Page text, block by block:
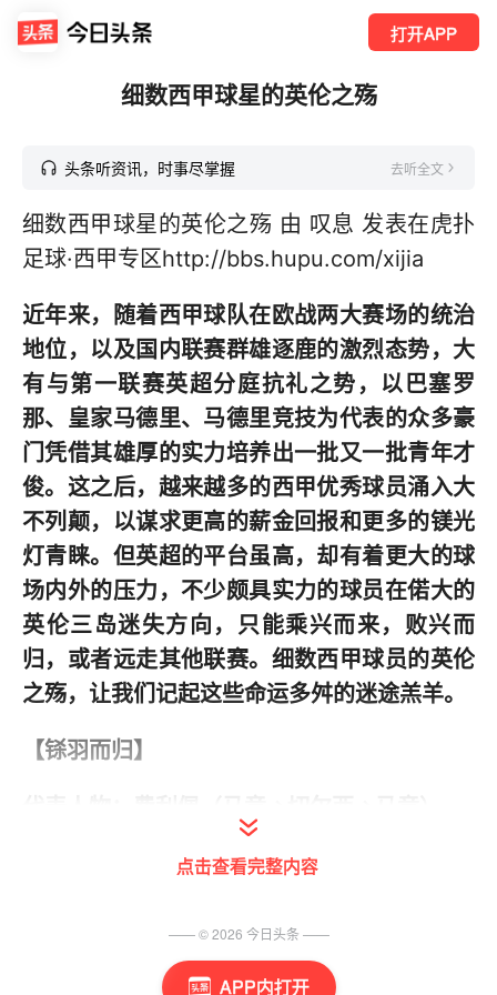
打开APP
APP内打开
细数西甲球星的英伦之殇
头条听资讯，时事尽掌握 去听全文
细数西甲球星的英伦之殇 由 叹息 发表在虎扑
足球·西甲专区http://bbs.hupu.com/xijia
近年来，随着西甲球队在欧战两大赛场的统治
地位，以及国内联赛群雄逐鹿的激烈态势，大
有与第一联赛英超分庭抗礼之势，以巴塞罗
那、皇家马德里、马德里竞技为代表的众多豪
门凭借其雄厚的实力培养出一批又一批青年才
俊。这之后，越来越多的西甲优秀球员涌入大
不列颠，以谋求更高的薪金回报和更多的镁光
灯青睐。但英超的平台虽高，却有着更大的球
场内外的压力，不少颇具实力的球员在偌大的
英伦三岛迷失方向，只能乘兴而来，败兴而
归，或者远走其他联赛。细数西甲球员的英伦
之殇，让我们记起这些命运多舛的迷途羔羊。
【铩羽而归】
点击查看完整内容
—— ©2026 今日头条 ——